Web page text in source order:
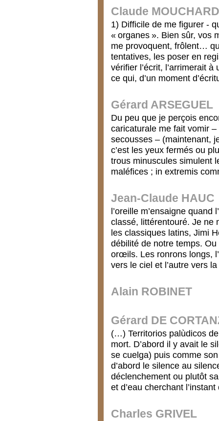
Claude MOUCHARD
1) Difficile de me figurer -
« organes ». Bien sûr, vos
me provoquent, frôlent…
tentatives, les poser en
vérifier l’écrit, l’arrimerait
ce qui, d’un moment
Gérard ARSEGUEL
Du peu que je perçois
caricaturale me fait vomir
secousses – (maintenant,
c’est les yeux fermés ou
trous minuscules simulent
maléfices ; in extremis
Jean-Claude HAUC
l’oreille m’ensaigne
classé, littérentouré. Je ne
les classiques latins, Jimi
débilité de notre temps.
orœils. Les ronrons longs,
vers le ciel et l’autre vers
Alain ROBINET
Gérard DE
(…) Territorios palùdicos
mort. D’abord il y avait le
se cuelga) puis comme
d’abord le silence au
déclenchement ou plutôt
et d’eau cherchant
Charles GRIVEL